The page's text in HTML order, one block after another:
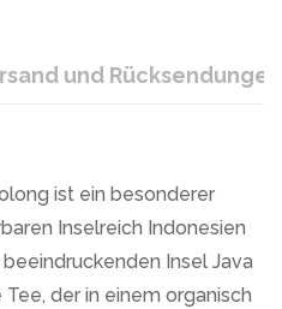
und Rücksendungen
ist ein besonderer
Inselreich Indonesien
Insel Java
der in einem organisch